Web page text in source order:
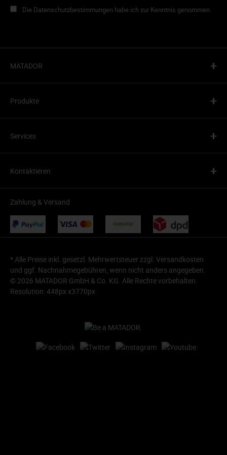
Die Datenschutzbestimmungen habe ich zur Kenntnis genommen.
MATADOR +
Produkte +
Services +
Kontaktieren +
Zahlung & Versand
* Alle Preise inkl. gesetzl. Mehrwertsteuer zzgl. Versandkosten
und ggf. Nachnahmegebühren, wenn nicht anders angegeben.
© 2026 MATADOR GmbH & Co. KG. Alle Rechte vorbehalten.
Resolution: 448px x3770px